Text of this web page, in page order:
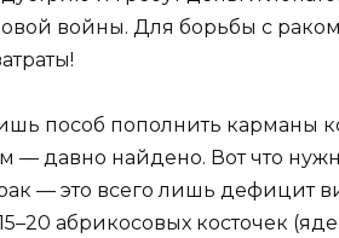
войны. Для борьбы с
пособ пополнить карманы
— давно найдено. Вот что
— это всего лишь дефицит
абрикосовых косточек